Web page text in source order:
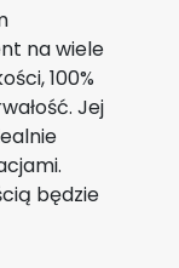
na wiele
100%
Jej
będzie